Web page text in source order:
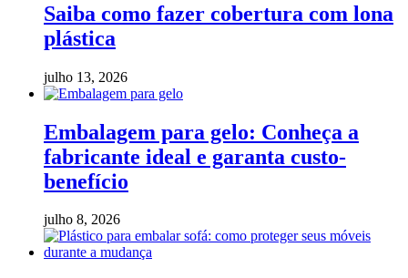
Saiba como fazer cobertura com lona
plástica
julho 13, 2026
Embalagem para gelo: Conheça a
fabricante ideal e garanta custo-
benefício
julho 8, 2026